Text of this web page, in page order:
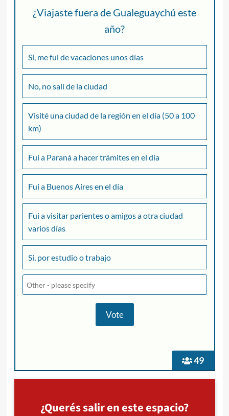
49
¿Viajaste fuera de Gualeguaychú este
año?
Si, me fui de vacaciones unos días
No, no salí de la ciudad
Visité una ciudad de la región en el día (50 a 100
km)
Fui a Paraná a hacer trámites en el día
Fui a Buenos Aires en el día
Fui a visitar parientes o amigos a otra ciudad
varios días
Si, por estudio o trabajo
¿Querés salir en este espacio?